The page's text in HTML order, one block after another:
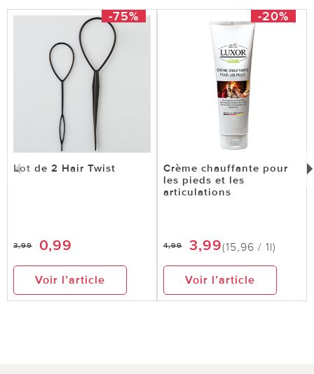
-75%
Lot de 2 Hair Twist
3,99 0,99
Voir l’article
-20%
Crème chauffante pour
les pieds et les
articulations
4,99 3,99(15,96 / 1l)
Voir l’article